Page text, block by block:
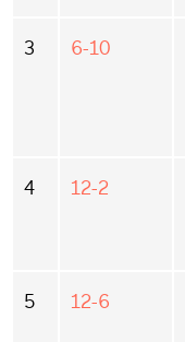
3 6-10
4 12-2
5 12-6